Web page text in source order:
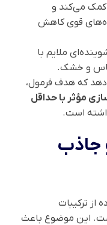
کمک می‌کند و
قوی کاهش
ملایم با
و خشک.
که هدف فرمول،
مؤثر با حداقل
است.
جاذب
از ترکیبات
این موضوع باعث